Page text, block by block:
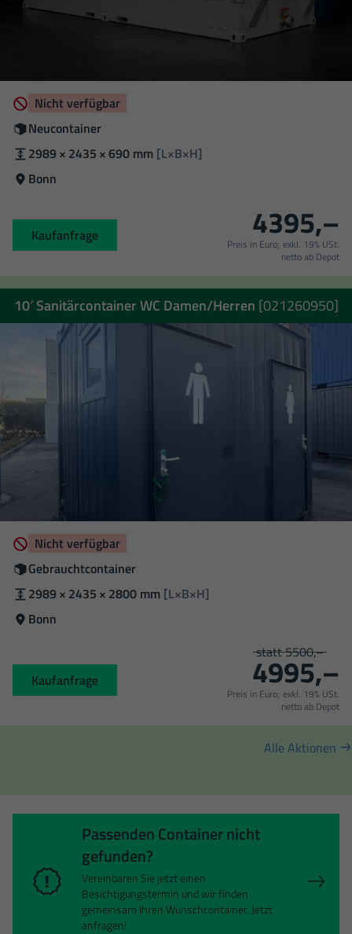
Verfügbarkeit
Nicht verfügbar
Zustand
Neucontainer
Außenmaße
2989 × 2435 × 690 mm [L×B×H]
Standort
Bonn
Kaufanfrage 4395,–
Preis in Euro; exkl. 19% USt.
netto ab Depot
10′ Sanitärcontainer WC Damen/Herren [021260950]
Verfügbarkeit
Nicht verfügbar
Zustand
Gebrauchtcontainer
Außenmaße
2989 × 2435 × 2800 mm [L×B×H]
Standort
Bonn
Kaufanfrage
statt 5500,–
4995,–
Preis in Euro; exkl. 19% USt.
netto ab Depot
Alle Aktionen
Passenden Container nicht
gefunden?
Vereinbaren Sie jetzt einen
Besichtigungstermin und wir finden
gemeinsam Ihren Wunschcontainer. Jetzt
anfragen!